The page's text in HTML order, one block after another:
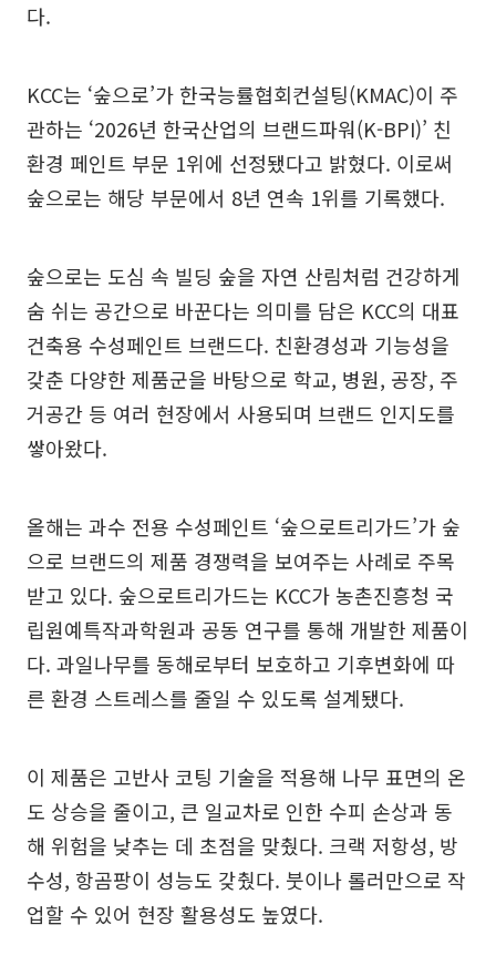
다.
KCC는 ‘숲으로’가 한국능률협회컨설팅(KMAC)이 주
관하는 ‘2026년 한국산업의 브랜드파워(K-BPI)’ 친
환경 페인트 부문 1위에 선정됐다고 밝혔다. 이로써
숲으로는 해당 부문에서 8년 연속 1위를 기록했다.
숲으로는 도심 속 빌딩 숲을 자연 산림처럼 건강하게
숨 쉬는 공간으로 바꾼다는 의미를 담은 KCC의 대표
건축용 수성페인트 브랜드다. 친환경성과 기능성을
갖춘 다양한 제품군을 바탕으로 학교, 병원, 공장, 주
거공간 등 여러 현장에서 사용되며 브랜드 인지도를
쌓아왔다.
올해는 과수 전용 수성페인트 ‘숲으로트리가드’가 숲
으로 브랜드의 제품 경쟁력을 보여주는 사례로 주목
받고 있다. 숲으로트리가드는 KCC가 농촌진흥청 국
립원예특작과학원과 공동 연구를 통해 개발한 제품이
다. 과일나무를 동해로부터 보호하고 기후변화에 따
른 환경 스트레스를 줄일 수 있도록 설계됐다.
이 제품은 고반사 코팅 기술을 적용해 나무 표면의 온
도 상승을 줄이고, 큰 일교차로 인한 수피 손상과 동
해 위험을 낮추는 데 초점을 맞췄다. 크랙 저항성, 방
수성, 항곰팡이 성능도 갖췄다. 붓이나 롤러만으로 작
업할 수 있어 현장 활용성도 높였다.